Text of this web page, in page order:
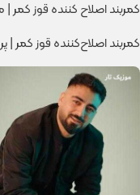
کمربند اصلاح کننده قوز کمر |
کمربند اصلاح‌کننده قوز کمر